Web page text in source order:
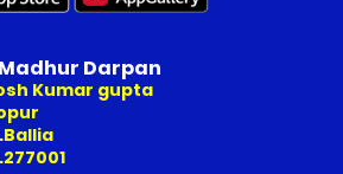
Darpan
Kumar gupta